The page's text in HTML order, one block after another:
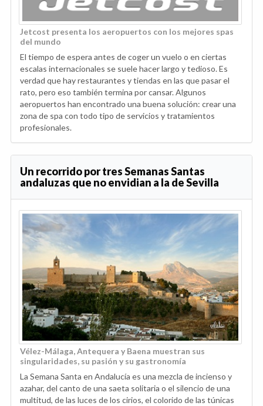
Jetcost presenta los aeropuertos con los mejores spas
del mundo
El tiempo de espera antes de coger un vuelo o en ciertas
escalas internacionales se suele hacer largo y tedioso. Es
verdad que hay restaurantes y tiendas en las que pasar el
rato, pero eso también termina por cansar. Algunos
aeropuertos han encontrado una buena solución: crear una
zona de spa con todo tipo de servicios y tratamientos
profesionales.
Un recorrido por tres Semanas Santas
andaluzas que no envidian a la de Sevilla
Vélez-Málaga, Antequera y Baena muestran sus
singularidades, su pasión y su gastronomía
La Semana Santa en Andalucía es una mezcla de incienso y
azahar, del canto de una saeta solitaria o el silencio de una
multitud, de las luces de los cirios, el colorido de las túnicas